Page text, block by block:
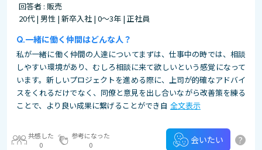
回答者 : 販売
20代 | 男性 | 新卒入社 | 0～3年 | 正社員
一緒に働く仲間はどんな人？
私が一緒に働く仲間の人達についてまずは、仕事中の時では、相談
しやすい環境があり、むしろ相談に来て欲しいという感覚になって
います。新しいプロジェクトを進める際に、上司が的確なアドバイ
スをくれるだけでなく、同僚と意見を出し合いながら改善策を練る
ことで、より良い成果に繋げることができ自 全文表示
共感した
0
参考になった
0
会いたい ?